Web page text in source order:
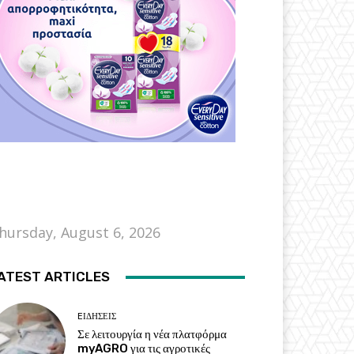
August 6, 2026
ARTICLES
EΙΔΗΣΕΙΣ
Σε λειτουργία η νέα πλατφόρμα
myAGRO για τις αγροτικές